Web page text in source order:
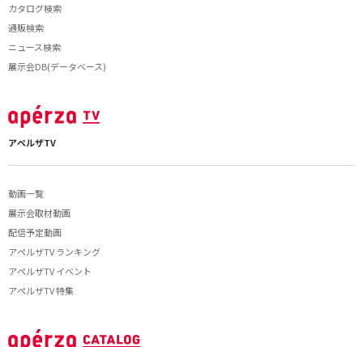
カタログ検索
通販検索
ニュース検索
展示会DB(データベース)
アペルザTV
動画一覧
展示会取材動画
配信予定動画
アペルザTV ランキング
アペルザTV イベント
アペルザTV 特集